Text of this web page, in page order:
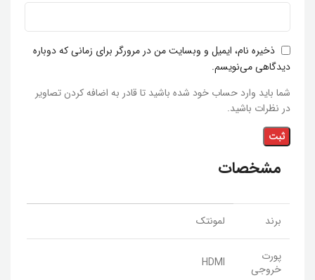
ذخیره نام، ایمیل و وبسایت من در مرورگر برای زمانی که دوباره
دیدگاهی می‌نویسم.
شما باید وارد حساب خود شده باشید تا قادر به اضافه کردن تصاویر
در نظرات باشید.
مشخصات
برند لمونتک
پورت
خروجی
HDMI